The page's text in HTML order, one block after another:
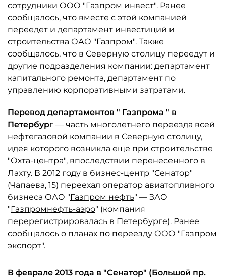
сотрудники ООО "Газпром инвест". Ранее
сообщалось, что вместе с этой компанией
переедет и департамент инвестиций и
строительства ОАО "Газпром". Также
сообщалось, что в Северную столицу переедут и
другие подразделения компании: департамент
капитального ремонта, департамент по
управлению корпоративными затратами.
Перевод департаментов " Газпрома " в
Петербург — часть многолетнего переезда всей
нефтегазовой компании в Северную столицу,
идея которого возникла еще при строительстве
"Охта-центра", впоследствии перенесенного в
Лахту. В 2012 году в бизнес-центр "Сенатор"
(Чапаева, 15) переехал оператор авиатопливного
бизнеса ОАО "Газпром нефть" — ЗАО
"Газпромнефть-аэро" (компания
перерегистрировалась в Петербурге). Ранее
сообщалось о планах по переезду ООО "Газпром
экспорт".
В феврале 2013 года в "Сенатор" (Большой пр.